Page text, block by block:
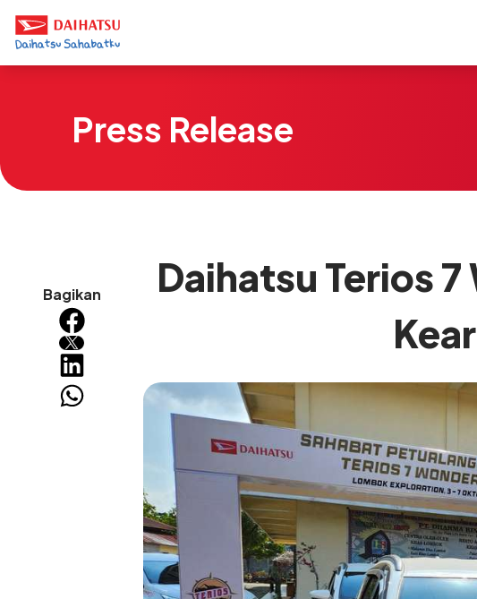
Press Release
Bagikan
Daihatsu Terios